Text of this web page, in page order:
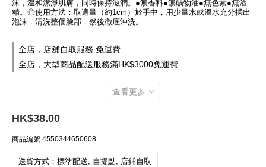
沫，溫和潔淨肌膚，同時保持滋潤。●無香料●無礦物油●無色素●無酒
精。◎使用方法：取適量（約1cm）於手中，用少量水或溫水充分揉出
泡沫，清洗整個臉部，然後徹底沖洗。
全店，店舖自取服務 免運費
全店，大型商品配送服務滿HK$3000免運費
查看更多
HK$38.00
商品編號 4550344650608
送貨方式：標準配送, 自提點, 店鋪自取